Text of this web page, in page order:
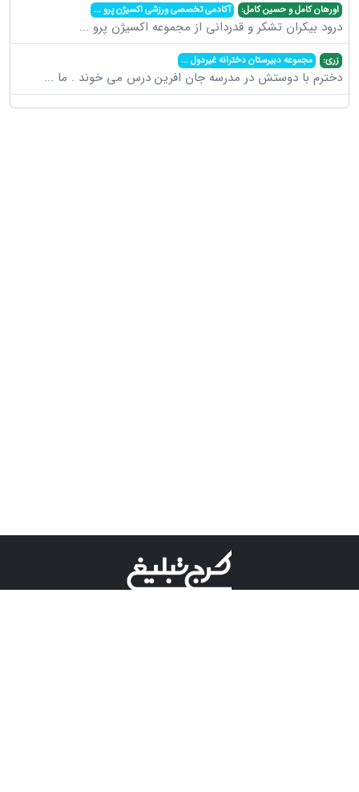
اورهان کامل و حسین کامل: آکادمی تخصصی ورزشی اکسیژن پرو...
درود بیکران تشکر و قدردانی از مجموعه اکسیژن پرو ...
زری: مجموعه دبیرستان دخترانه غیردول...
دخترم با دوستش در مدرسه جان افرین درس می خوند . ما ...